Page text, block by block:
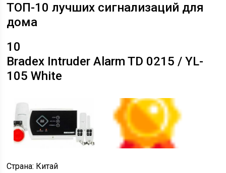
ТОП-10 лучших сигнализаций для
дома
10
Bradex Intruder Alarm TD 0215 / YL-
105 White
Страна: Китай